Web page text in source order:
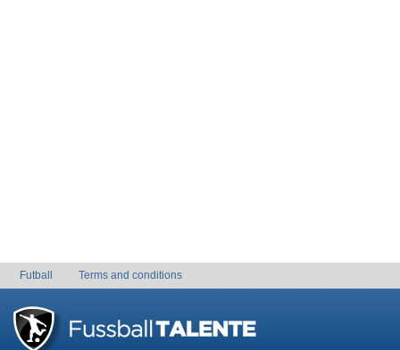
Futball Terms and conditions